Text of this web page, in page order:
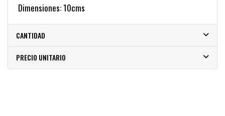
Dimensiones: 10cms
CANTIDAD
PRECIO UNITARIO